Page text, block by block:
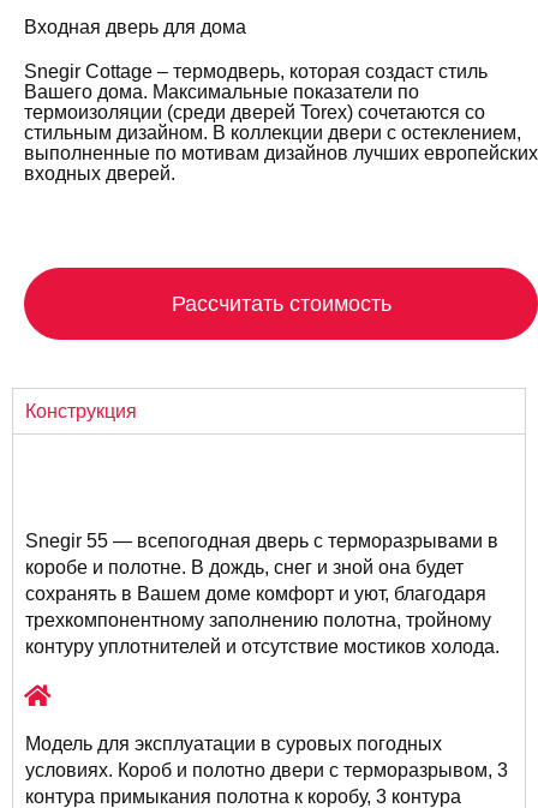
Входная дверь для дома
Snegir Cottage – термодверь, которая создаст стиль
Вашего дома. Максимальные показатели по
термоизоляции (среди дверей Torex) сочетаются со
стильным дизайном. В коллекции двери с остеклением,
выполненные по мотивам дизайнов лучших европейских
входных дверей.
Рассчитать стоимость
Конструкция
Snegir 55 — всепогодная дверь с терморазрывами в
коробе и полотне. В дождь, снег и зной она будет
сохранять в Вашем доме комфорт и уют, благодаря
трехкомпонентному заполнению полотна, тройному
контуру уплотнителей и отсутствие мостиков холода.
Модель для эксплуатации в суровых погодных
условиях. Короб и полотно двери с терморазрывом, 3
контура примыкания полотна к коробу, 3 контура